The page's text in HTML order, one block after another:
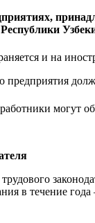
и на
предприятия
могут
в течение